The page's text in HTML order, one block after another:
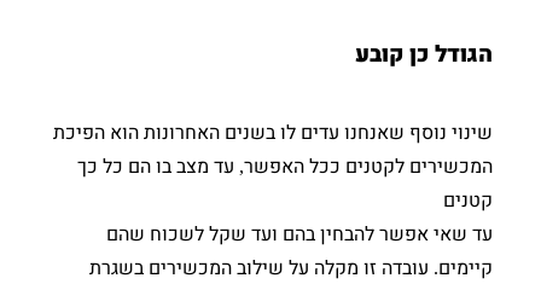
הגודל כן קובע
שינוי נוסף שאנחנו עדים לו בשנים האחרונות הוא הפיכת
המכשירים לקטנים ככל האפשר, עד מצב בו הם כל כך
קטנים
עד שאי אפשר להבחין בהם ועד שקל לשכוח שהם
קיימים. עובדה זו מקלה על שילוב המכשירים בשגרת